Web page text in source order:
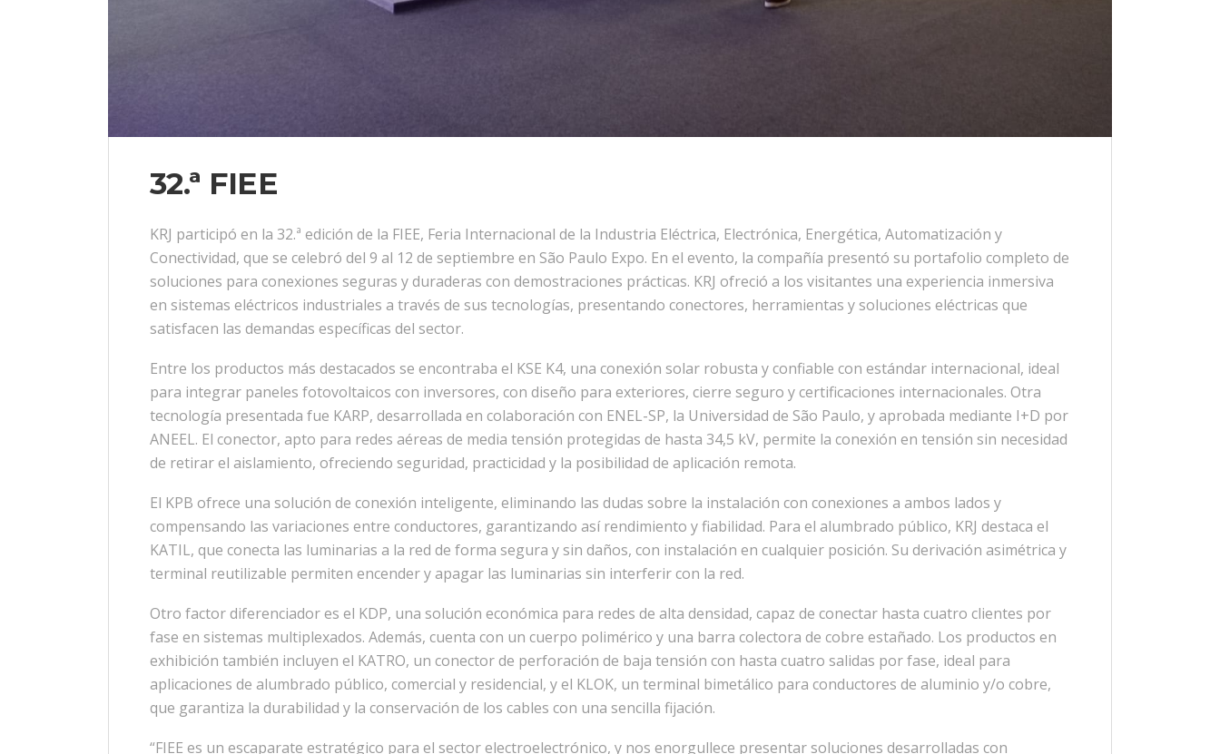
32.ª FIEE
KRJ participó en la 32.ª edición de la FIEE, Feria Internacional de la Industria Eléctrica, Electrónica, Energética, Automatización y
Conectividad, que se celebró del 9 al 12 de septiembre en São Paulo Expo. En el evento, la compañía presentó su portafolio completo de
soluciones para conexiones seguras y duraderas con demostraciones prácticas. KRJ ofreció a los visitantes una experiencia inmersiva
en sistemas eléctricos industriales a través de sus tecnologías, presentando conectores, herramientas y soluciones eléctricas que
satisfacen las demandas específicas del sector.
Entre los productos más destacados se encontraba el KSE K4, una conexión solar robusta y confiable con estándar internacional, ideal
para integrar paneles fotovoltaicos con inversores, con diseño para exteriores, cierre seguro y certificaciones internacionales. Otra
tecnología presentada fue KARP, desarrollada en colaboración con ENEL-SP, la Universidad de São Paulo, y aprobada mediante I+D por
ANEEL. El conector, apto para redes aéreas de media tensión protegidas de hasta 34,5 kV, permite la conexión en tensión sin necesidad
de retirar el aislamiento, ofreciendo seguridad, practicidad y la posibilidad de aplicación remota.
El KPB ofrece una solución de conexión inteligente, eliminando las dudas sobre la instalación con conexiones a ambos lados y
compensando las variaciones entre conductores, garantizando así rendimiento y fiabilidad. Para el alumbrado público, KRJ destaca el
KATIL, que conecta las luminarias a la red de forma segura y sin daños, con instalación en cualquier posición. Su derivación asimétrica y
terminal reutilizable permiten encender y apagar las luminarias sin interferir con la red.
Otro factor diferenciador es el KDP, una solución económica para redes de alta densidad, capaz de conectar hasta cuatro clientes por
fase en sistemas multiplexados. Además, cuenta con un cuerpo polimérico y una barra colectora de cobre estañado. Los productos en
exhibición también incluyen el KATRO, un conector de perforación de baja tensión con hasta cuatro salidas por fase, ideal para
aplicaciones de alumbrado público, comercial y residencial, y el KLOK, un terminal bimetálico para conductores de aluminio y/o cobre,
que garantiza la durabilidad y la conservación de los cables con una sencilla fijación.
“FIEE es un escaparate estratégico para el sector electroelectrónico, y nos enorgullece presentar soluciones desarrolladas con